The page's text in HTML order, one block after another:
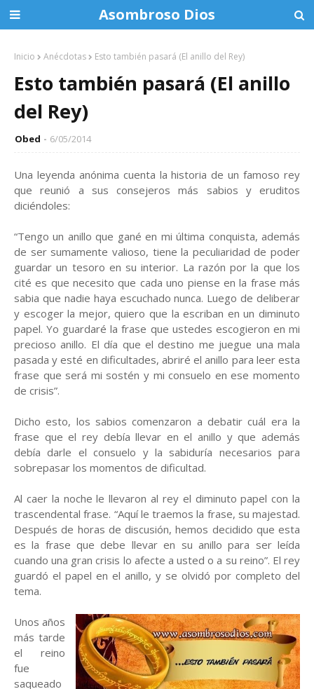
Asombroso Dios
Inicio Anécdotas Esto también pasará (El anillo del Rey)
Esto también pasará (El anillo
del Rey)
Obed 6/05/2014
Una leyenda anónima cuenta la historia de un famoso rey
que reunió a sus consejeros más sabios y eruditos
diciéndoles:
“Tengo un anillo que gané en mi última conquista, además
de ser sumamente valioso, tiene la peculiaridad de poder
guardar un tesoro en su interior. La razón por la que los
cité es que necesito que cada uno piense en la frase más
sabia que nadie haya escuchado nunca. Luego de deliberar
y escoger la mejor, quiero que la escriban en un diminuto
papel. Yo guardaré la frase que ustedes escogieron en mi
precioso anillo. El día que el destino me juegue una mala
pasada y esté en dificultades, abriré el anillo para leer esta
frase que será mi sostén y mi consuelo en ese momento
de crisis”.
Dicho esto, los sabios comenzaron a debatir cuál era la
frase que el rey debía llevar en el anillo y que además
debía darle el consuelo y la sabiduría necesarios para
sobrepasar los momentos de dificultad.
Al caer la noche le llevaron al rey el diminuto papel con la
trascendental frase. “Aquí le traemos la frase, su majestad.
Después de horas de discusión, hemos decidido que esta
es la frase que debe llevar en su anillo para ser leída
cuando una gran crisis lo afecte a usted o a su reino”. El rey
guardó el papel en el anillo, y se olvidó por completo del
tema.
Unos años
más tarde
el reino
fue
saqueado